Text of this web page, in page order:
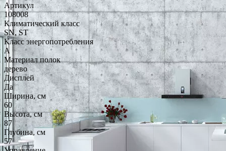
Артикул
108008
Климатический класс
SN, ST
Класс энергопотребления
A
Материал полок
дерево
Дисплей
Да
Ширина, см
60
Высота, см
87
Глубина, см
57